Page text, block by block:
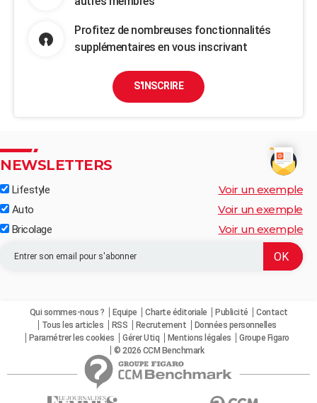
Profitez de nombreuses fonctionnalités
supplémentaires en vous inscrivant
S'INSCRIRE
NEWSLETTERS
Lifestyle Voir un exemple
Auto Voir un exemple
Bricolage Voir un exemple
Qui sommes-nous ? Equipe Charte éditoriale Publicité
Contact
Tous les articles
RSS Recrutement
Données personnelles
Paramétrer les cookies
Gérer Utiq Mentions légales
Groupe Figaro
© 2026 CCM Benchmark